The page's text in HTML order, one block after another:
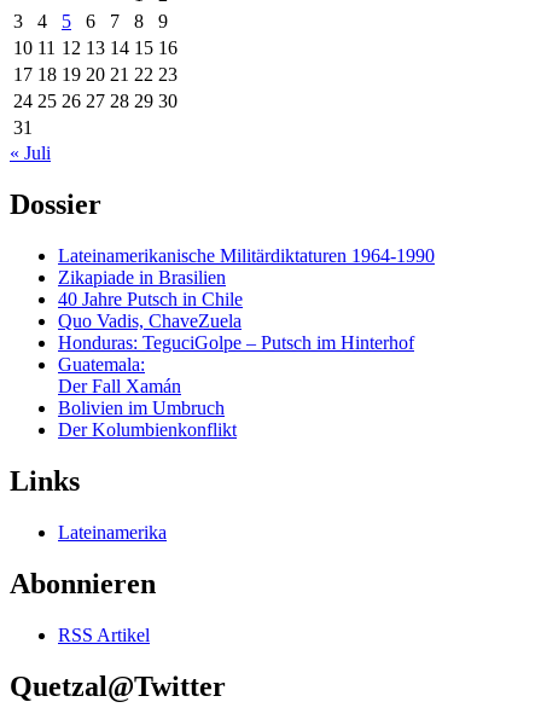
3
4 5 6 7 8
9
10 11 12 13 14 15 16
17 18 19 20 21 22 23
24 25 26 27 28 29 30
31
« Juli
Dossier
Lateinamerikanische Militärdiktaturen 1964-1990
Zikapiade in Brasilien
40 Jahre Putsch in Chile
Quo Vadis, ChaveZuela
Honduras: TeguciGolpe – Putsch im Hinterhof
Guatemala:
Der Fall Xamán
Bolivien im Umbruch
Der Kolumbienkonflikt
Links
Lateinamerika
Abonnieren
RSS Artikel
Quetzal@Twitter